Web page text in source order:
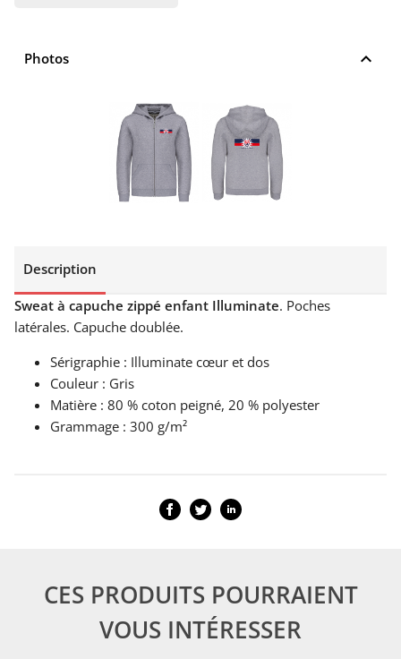
Photos keyboard_arrow_up
Description
Sweat à capuche zippé enfant Illuminate. Poches
latérales. Capuche doublée.
Sérigraphie : Illuminate cœur et dos
Couleur : Gris
Matière : 80 % coton peigné, 20 % polyester
Grammage : 300 g/m²
CES PRODUITS POURRAIENT
VOUS INTÉRESSER